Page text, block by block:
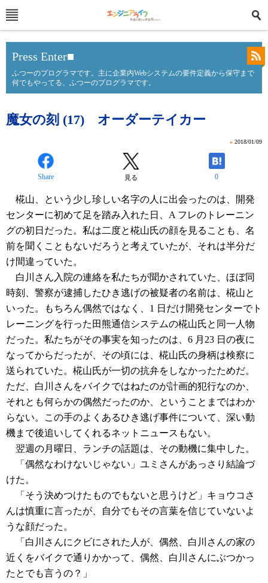
Press Enter■
ふつーのプログラマです。主に企業内Webシステムの要件定義から保守まで
何でもやってる、ふつーのプログラマです。
魔女の刻 (17) オーダーテイカー
» 2018/01/09
Share 見る 0
椛山、という少し珍しい名字の人に出会ったのは、開発
センターに初めて足を踏み入れた日、A フレのトレーニン
グの初日だった。私は二度と椛山氏の顔を見ることも、名
前を聞くこともないだろうと考えていたが、それは半分だ
け間違っていた。
白川さん入院の連絡を私たちが聞かされていた、ほぼ同
時刻、警察が逮捕したひき逃げの被疑者の名前は、椛山と
いった。もちろん偶然ではなく、1 日だけ開発センターでト
レーニングを行った田熊通信システムの椛山氏と同一人物
だった。私たちがその事実を知ったのは、6 月23 日の夜に
なってからだったが、その頃には、椛山氏の身柄は検察に
送られていた。椛山氏が一切の抗弁をしなかったためだ。
ただ、白川さんをバイクではねたのが計画的犯行なのか、
それとも何らかの偶然だったのか、ということまではわか
らない。この手のよくあるひき逃げ事件について、深い動
機まで後追いしてくれるネットニュースもない。
翌週の月曜日、ランチの話題は、その動機に集中した。
「偶然なわけないじゃない」ユミさんがあっさり結論づ
けた。
「そう決めつけたものでもないと思うけど」キョウコさ
んは慎重に言ったが、自分でもその言葉を信じていないよ
うな顔だった。
「白川さんにクビにされた人が、偶然、白川さんの家の
近くをバイクで通りかかって、偶然、白川さんにぶつかっ
たとでも言うの？」